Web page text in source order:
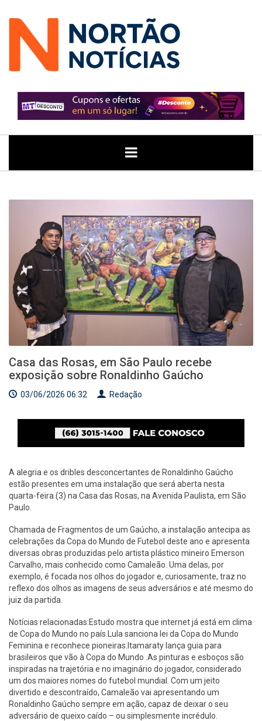
GERAL POLITICA ECONOMIA JUSTIÇA
Casa das Rosas, em São Paulo recebe
exposição sobre Ronaldinho Gaúcho
03/06/2026 06:32 Redação
A alegria e os dribles desconcertantes de Ronaldinho Gaúcho
estão presentes em uma instalação que será aberta nesta
quarta-feira (3) na Casa das Rosas, na Avenida Paulista, em São
Paulo.
Chamada de Fragmentos de um Gaúcho, a instalação antecipa as
celebrações da Copa do Mundo de Futebol deste ano e apresenta
diversas obras produzidas pelo artista plástico mineiro Emerson
Carvalho, mais conhecido como Camaleão. Uma delas, por
exemplo, é focada nos olhos do jogador e, curiosamente, traz no
reflexo dos olhos as imagens de seus adversários e até mesmo do
juiz da partida.
Notícias relacionadas:Estudo mostra que internet já está em clima
de Copa do Mundo no país.Lula sanciona lei da Copa do Mundo
Feminina e reconhece pioneiras.Itamaraty lança guia para
brasileiros que vão à Copa do Mundo .As pinturas e esboços são
inspiradas na trajetória e no imaginário do jogador, considerado
um dos maiores nomes do futebol mundial. Com um jeito
divertido e descontraído, Camaleão vai apresentando um
Ronaldinho Gaúcho sempre em ação, capaz de deixar o seu
adversário de queixo caído – ou simplesmente incrédulo.